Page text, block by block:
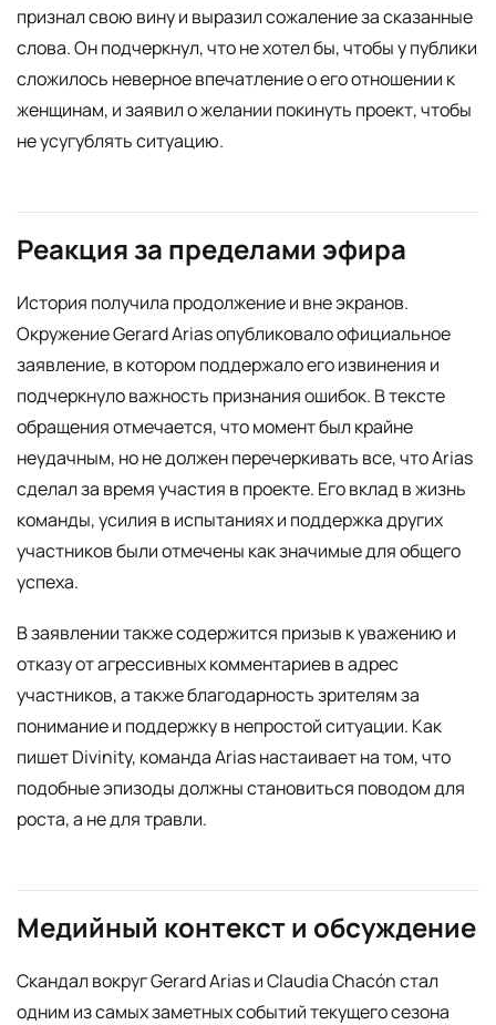
признал свою вину и выразил сожаление за сказанные
слова. Он подчеркнул, что не хотел бы, чтобы у публики
сложилось неверное впечатление о его отношении к
женщинам, и заявил о желании покинуть проект, чтобы
не усугублять ситуацию.
Реакция за пределами эфира
История получила продолжение и вне экранов.
Окружение Gerard Arias опубликовало официальное
заявление, в котором поддержало его извинения и
подчеркнуло важность признания ошибок. В тексте
обращения отмечается, что момент был крайне
неудачным, но не должен перечеркивать все, что Arias
сделал за время участия в проекте. Его вклад в жизнь
команды, усилия в испытаниях и поддержка других
участников были отмечены как значимые для общего
успеха.
В заявлении также содержится призыв к уважению и
отказу от агрессивных комментариев в адрес
участников, а также благодарность зрителям за
понимание и поддержку в непростой ситуации. Как
пишет Divinity, команда Arias настаивает на том, что
подобные эпизоды должны становиться поводом для
роста, а не для травли.
Медийный контекст и обсуждение
Скандал вокруг Gerard Arias и Claudia Chacón стал
одним из самых заметных событий текущего сезона